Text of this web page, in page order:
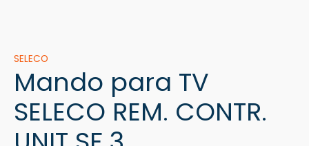
SELECO
Mando para TV
SELECO REM. CONTR.